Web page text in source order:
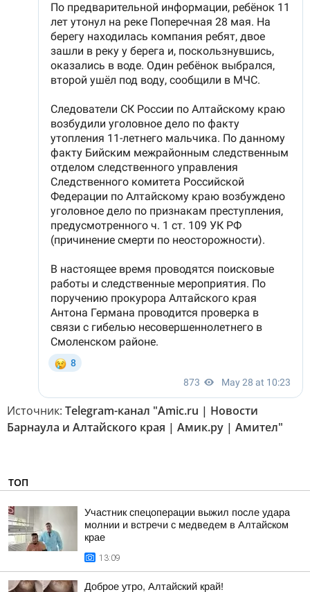
Источник: Telegram-канал "Amic.ru | Новости
Барнаула и Алтайского края | Амик.ру | Амител"
ТОП
Участник спецоперации выжил после удара
молнии и встречи с медведем в Алтайском
крае
13:09
Доброе утро, Алтайский край!